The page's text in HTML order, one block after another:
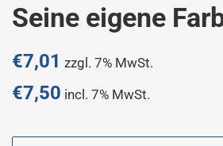
Seine eigene
Normaler
€7,01 zzgl. 7% MwSt.
€7,50 incl. 7% MwSt.